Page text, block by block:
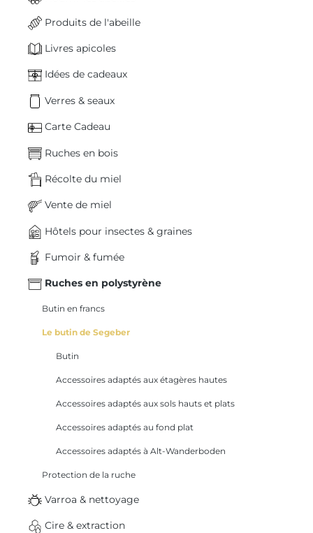
Produits de l'abeille
Livres apicoles
Idées de cadeaux
Verres & seaux
Carte Cadeau
Ruches en bois
Récolte du miel
Vente de miel
Hôtels pour insectes & graines
Fumoir & fumée
Ruches en polystyrène
Butin en francs
Le butin de Segeber
Butin
Accessoires adaptés aux étagères hautes
Accessoires adaptés aux sols hauts et plats
Accessoires adaptés au fond plat
Accessoires adaptés à Alt-Wanderboden
Protection de la ruche
Varroa & nettoyage
Cire & extraction